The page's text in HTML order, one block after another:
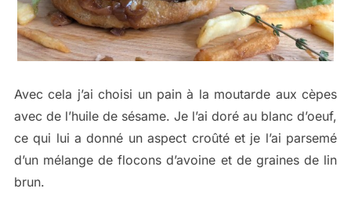
Avec cela j’ai choisi un pain à la moutarde aux cèpes
avec de l’huile de sésame. Je l’ai doré au blanc d’oeuf,
ce qui lui a donné un aspect croûté et je l’ai parsemé
d’un mélange de flocons d’avoine et de graines de lin
brun.